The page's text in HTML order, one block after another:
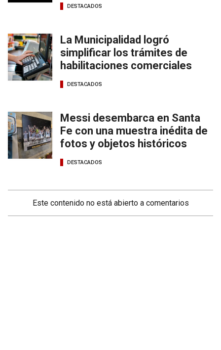
DESTACADOS
La Municipalidad logró
simplificar los trámites de
habilitaciones comerciales
DESTACADOS
Messi desembarca en Santa
Fe con una muestra inédita de
fotos y objetos históricos
DESTACADOS
Este contenido no está abierto a comentarios